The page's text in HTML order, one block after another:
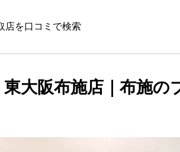
店を口コミで検索
大阪布施店｜布施の